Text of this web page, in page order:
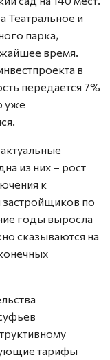
Театральное и
парка,
время.
в
передается 7%
уже
из них – рост
к
по
годы выросла
сказываются на
тарифы